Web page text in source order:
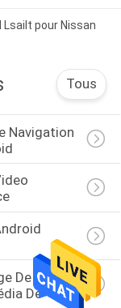
Lsailt pour Nissan
Tous
Navigation
De
De